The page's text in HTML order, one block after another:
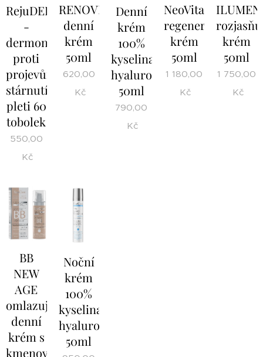
RejuDERM
-
dermonutraceutikum
proti
projevům
stárnutí
pleti 60
tobolek
550,00
Kč
RENOVIA
denní
krém
50ml
620,00
Kč
Denní
krém
100%
kyselina
hyaluronová
50ml
790,00
Kč
NeoVitalia
regenerační
krém
50ml
1 180,00
Kč
krém
50ml
1 750,00
Kč
BB
NEW
AGE
omlazující
denní
krém s
kmenovými
Noční
krém
100%
kyselina
hyaluronová
50ml